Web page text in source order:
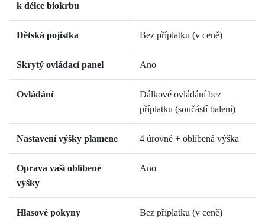
k délce biokrbu
Dětská pojistka Bez příplatku (v ceně)
Skrytý ovládací panel Ano
Ovládání
Dálkové ovládání bez
příplatku (součástí balení)
Nastavení výšky plamene 4 úrovně + oblíbená výška
Oprava vaší oblíbené
výšky
Ano
Hlasové pokyny Bez příplatku (v ceně)